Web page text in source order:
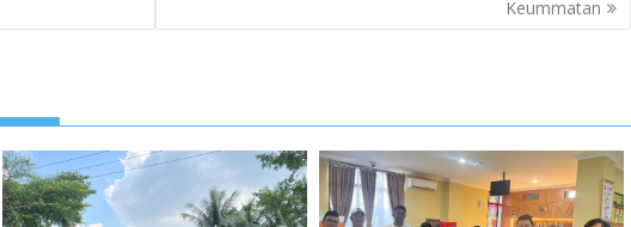
Keummatan